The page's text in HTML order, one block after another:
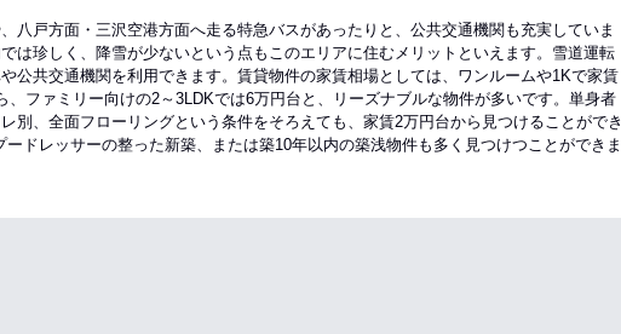
八戸方面・三沢空港方面へ走る特急バスがあったりと、公共交通機関も充実していま
は珍しく、降雪が少ないという点もこのエリアに住むメリットといえます。雪道運転
公共交通機関を利用できます。賃貸物件の家賃相場としては、ワンルームや1Kで家賃
、ファミリー向けの2～3LDKでは6万円台と、リーズナブルな物件が多いです。単身者
別、全面フローリングという条件をそろえても、家賃2万円台から見つけることができ
ドレッサーの整った新築、または築10年以内の築浅物件も多く見つけつことができま